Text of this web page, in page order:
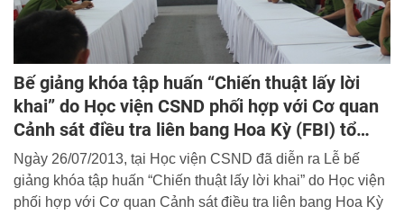
Bế giảng khóa tập huấn “Chiến thuật lấy lời
khai” do Học viện CSND phối hợp với Cơ quan
Cảnh sát điều tra liên bang Hoa Kỳ (FBI) tổ
chức
Ngày 26/07/2013, tại Học viện CSND đã diễn ra Lễ bế
giảng khóa tập huấn “Chiến thuật lấy lời khai” do Học viện
phối hợp với Cơ quan Cảnh sát điều tra liên bang Hoa Kỳ